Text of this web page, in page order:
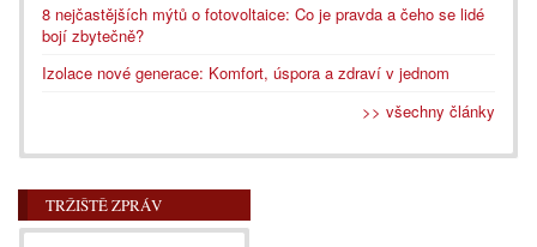
8 nejčastějších mýtů o fotovoltaice: Co je pravda a čeho se lidé
bojí zbytečně?
Izolace nové generace: Komfort, úspora a zdraví v jednom
>> všechny články
TRŽIŠTĚ ZPRÁV